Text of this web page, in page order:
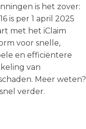
is het zover:
is per 1 april 2025
met het iClaim
voor snelle,
en efficiëntere
van
Meer weten?
verder.